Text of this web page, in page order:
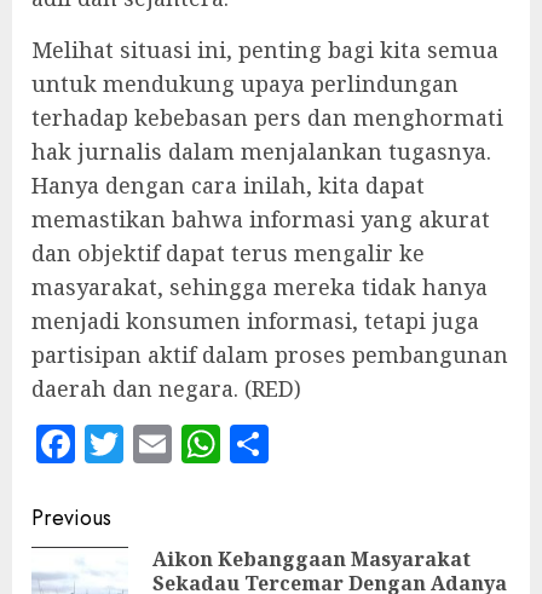
Melihat situasi ini, penting bagi kita semua
untuk mendukung upaya perlindungan
terhadap kebebasan pers dan menghormati
hak jurnalis dalam menjalankan tugasnya.
Hanya dengan cara inilah, kita dapat
memastikan bahwa informasi yang akurat
dan objektif dapat terus mengalir ke
masyarakat, sehingga mereka tidak hanya
menjadi konsumen informasi, tetapi juga
partisipan aktif dalam proses pembangunan
daerah dan negara. (RED)
Facebook
Twitter
EmailWhatsApp
Continue
Reading
Previous
Aikon Kebanggaan Masyarakat
Sekadau Tercemar Dengan Adanya